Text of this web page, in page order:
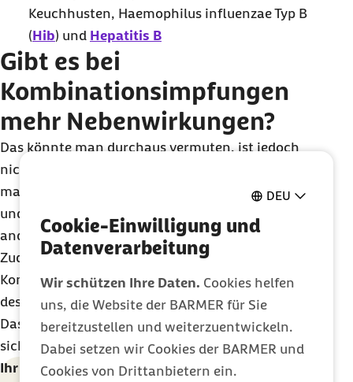
DEU
Cookie-Einwilligung und
Datenverarbeitung
Wir schützen Ihre Daten. Cookies helfen
uns, die Website der BARMER für Sie
bereitzustellen und weiterzuentwickeln.
Dabei setzen wir Cookies der BARMER und
Cookies von Drittanbietern ein.
Keuchhusten, Haemophilus influenzae Typ B
(Hib) und Hepatitis B
Gibt es bei
Kombinationsimpfungen
mehr Nebenwirkungen?
Das könnte man durchaus vermuten, ist jedoch
nicht der Fall. Aus vielen Untersuchungen weiß
man, dass Kombinationsimpfstoffe nur sehr selten
und nicht mehr
Nebenwirkungen
andere moderne
Impfstoffeauch.
Zudem enthalten moderne
Kombinationsimpfstoffe viel weniger Bestandteile
des Erregers oder Antigene als ältere Impfstoffe.
Das macht die Impfstoffkombinationen noch
sicherer und verträglicher.
Ihr Newsletter für ein gesünderes Leben